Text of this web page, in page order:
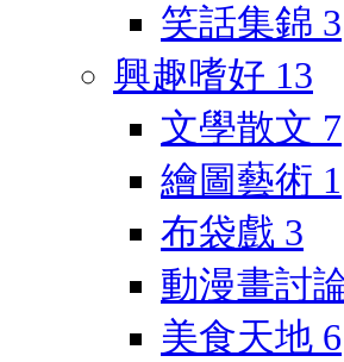
笑話集錦 3
興趣嗜好 13
文學散文 7
繪圖藝術 1
布袋戲 3
動漫畫討
美食天地 6